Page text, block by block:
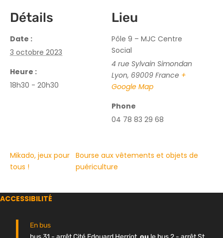
Détails
Date :
3 octobre 2023
Heure :
18h30 - 20h30
Lieu
Pôle 9 – MJC Centre
Social
4 rue Sylvain Simondan
Lyon, 69009 France +
Google Map
Phone
04 78 83 29 68
Mikado, jeux pour
tous !
Bourse aux vêtements et objets de
puériculture
ACCESSIBILITÉ
En bus